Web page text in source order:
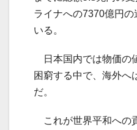
ライナへの7370億円
いる。
日本国内では物価の
困窮する中で、海外へ
だ。
これが世界平和への